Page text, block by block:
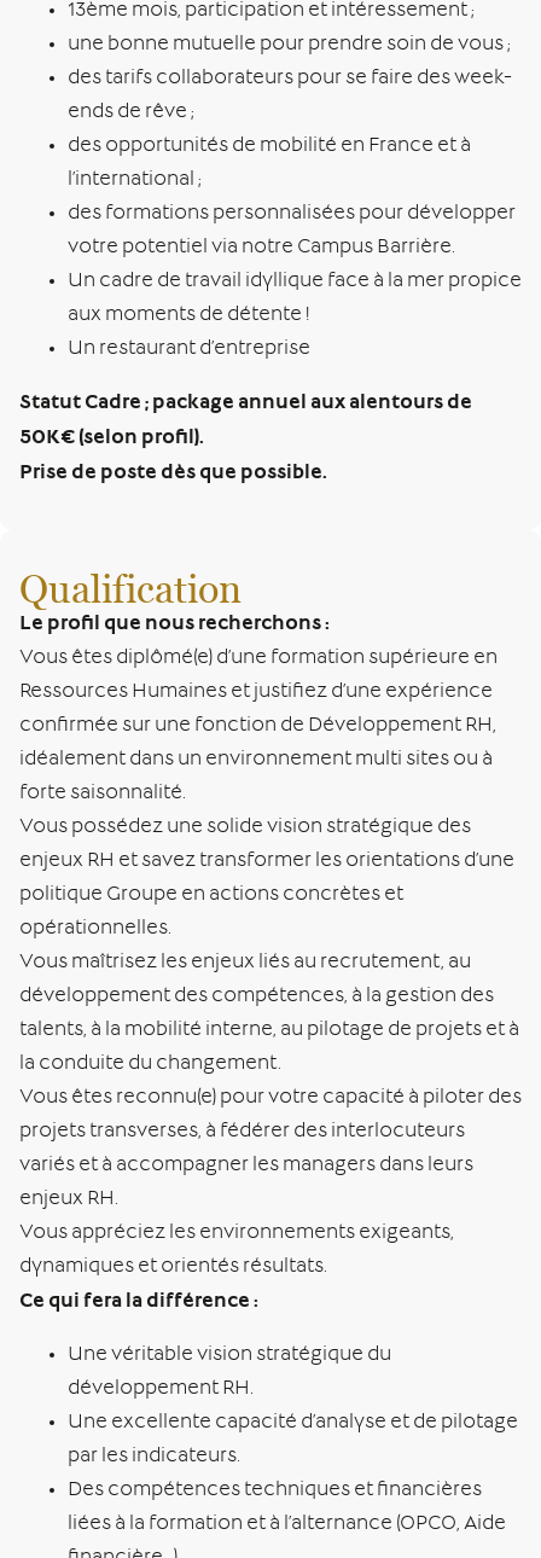
13ème mois, participation et intéressement ;
une bonne mutuelle pour prendre soin de vous ;
des tarifs collaborateurs pour se faire des week-
ends de rêve ;
des opportunités de mobilité en France et à
l’international ;
des formations personnalisées pour développer
votre potentiel via notre Campus Barrière.
Un cadre de travail idyllique face à la mer propice
aux moments de détente !
Un restaurant d’entreprise
Statut Cadre ; package annuel aux alentours de
50K€ (selon profil).
Prise de poste dès que possible.
Qualification
Le profil que nous recherchons :
Vous êtes diplômé(e) d’une formation supérieure en
Ressources Humaines et justifiez d’une expérience
confirmée sur une fonction de Développement RH,
idéalement dans un environnement multi sites ou à
forte saisonnalité.
Vous possédez une solide vision stratégique des
enjeux RH et savez transformer les orientations d’une
politique Groupe en actions concrètes et
opérationnelles.
Vous maîtrisez les enjeux liés au recrutement, au
développement des compétences, à la gestion des
talents, à la mobilité interne, au pilotage de projets et à
la conduite du changement.
Vous êtes reconnu(e) pour votre capacité à piloter des
projets transverses, à fédérer des interlocuteurs
variés et à accompagner les managers dans leurs
enjeux RH.
Vous appréciez les environnements exigeants,
dynamiques et orientés résultats.
Ce qui fera la différence :
Une véritable vision stratégique du
développement RH.
Une excellente capacité d’analyse et de pilotage
par les indicateurs.
Des compétences techniques et financières
liées à la formation et à l’alternance (OPCO, Aide